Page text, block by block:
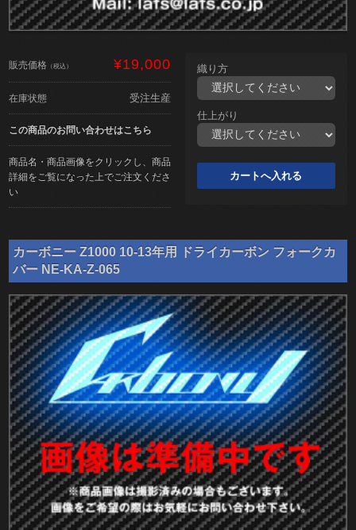
販売価格 （税込） ¥19,000
在庫状態 受注生産
この商品のお問い合わせはこちら
商品名・商品画像をクリックし、商品
詳細をご覧になった上でご注文くださ
い
織り方
仕上がり
カーボニー Z1000 10-13年用 ドライカーボン フォークカ
バー NE-KA-Z-065